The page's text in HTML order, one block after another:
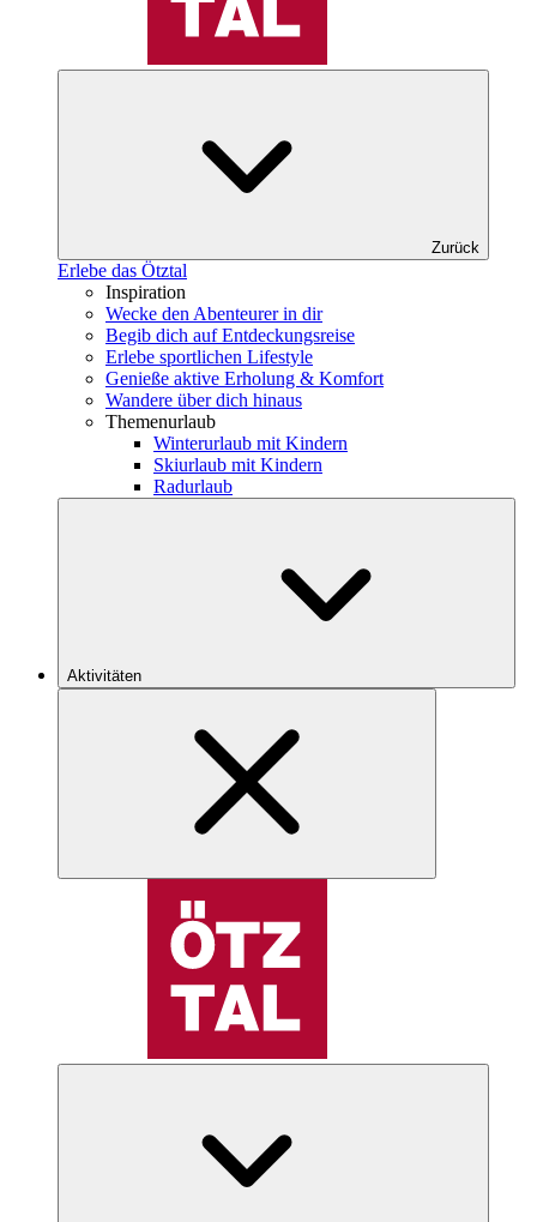
Zurück
Erlebe das Ötztal
Inspiration
Wecke den Abenteurer in dir
Begib dich auf Entdeckungsreise
Erlebe sportlichen Lifestyle
Genieße aktive Erholung & Komfort
Wandere über dich hinaus
Themenurlaub
Winterurlaub mit Kindern
Skiurlaub mit Kindern
Radurlaub
Aktivitäten